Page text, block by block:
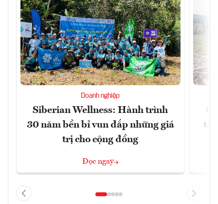
Doanh nghiệp
Siberian Wellness: Hành trình
30 năm bền bỉ vun đắp những giá
trị cho cộng đồng
Đọc ngay